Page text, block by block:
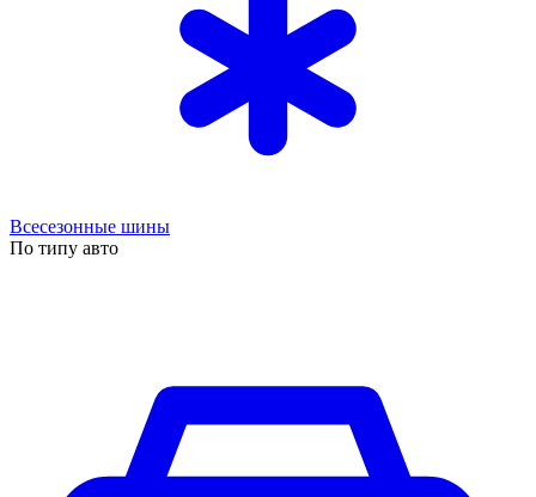
Всесезонные шины
По типу авто